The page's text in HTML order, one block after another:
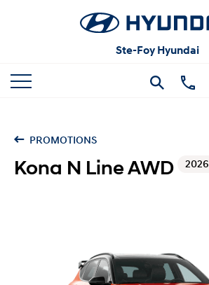
Ste-Foy Hyundai
PROMOTIONS
Kona N Line AWD 2026